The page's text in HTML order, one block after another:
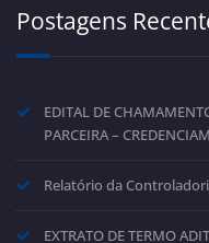
Postagens
EDITAL DE
PARCEIRA –
Relatório da
EXTRATO DE TERMO